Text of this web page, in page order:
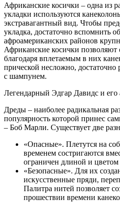
Африканские косички – одна из
укладки используются
экстравагантный вид. Чтобы
укладка, достаточно вспомнить
афроамериканских районов
Африканские косички позволяют
благодаря вплетаемым в них
прической несложно,
с шампунем.
Легендарный Эдгар Давидс и его
Дреды – наиболее радикальная
популярность которой принес
– Боб Марли. Существует две
«Опасные». Плетутся на
временем состригаются
ограничен длиной и цветом
«Безопасные». Для их
искусственные пряди,
Палитра нитей позволяет
прошествии времени